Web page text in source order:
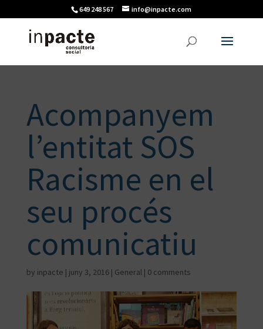
649 248 567 info@inpacte.com
Acompanyem
l’entitat SOS
Racisme en el
seu procés
comunicatiu
by inpacte | juny 3, 2016| General| 0 comments